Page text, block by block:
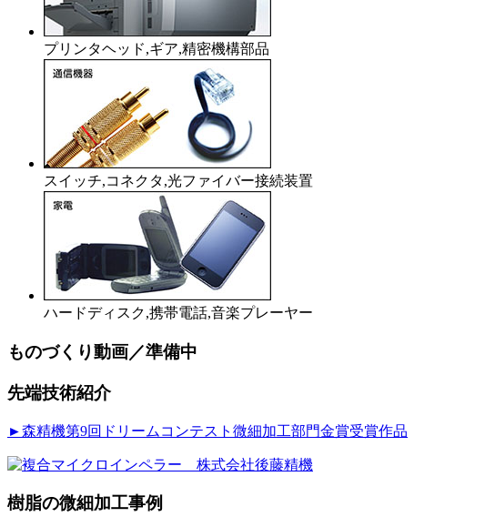
プリンタヘッド,ギア,精密機構部品
スイッチ,コネクタ,光ファイバー接続装置
ハードディスク,携帯電話,音楽プレーヤー
ものづくり動画／準備中
先端技術紹介
►森精機第9回ドリームコンテスト微細加工部門金賞受賞作品
樹脂の微細加工事例